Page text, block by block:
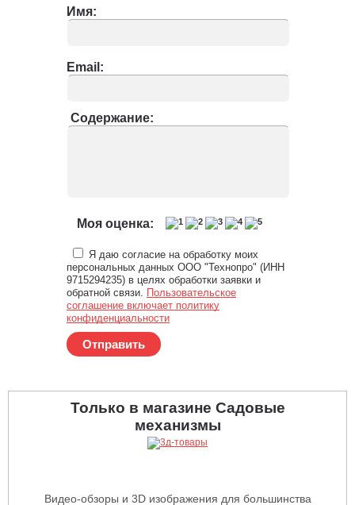
Имя:
Email:
Содержание:
Моя оценка:
Я даю согласие на обработку моих
персональных данных ООО "Технопро" (ИНН
9715294235) в целях обработки заявки и
обратной связи. Пользовательское
соглашение включает политику
конфиденциальности
Отправить
Только в магазине Садовые
механизмы
Видео-обзоры и 3D изображения для большинства